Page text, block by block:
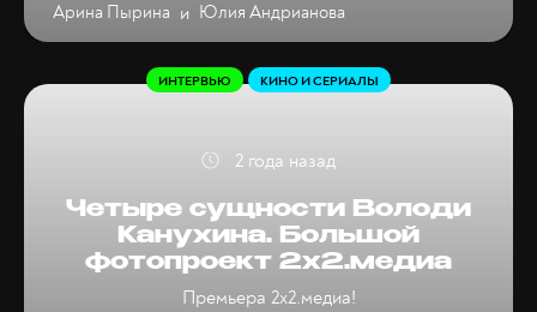
Арина Пырина и Юлия Андрианова
Четыре сущности Володи
Канухина. Большой
фотопроект 2х2.медиа
Премьера 2х2.медиа!
ИНТЕРВЬЮ КИНО И СЕРИАЛЫ
2 года назад